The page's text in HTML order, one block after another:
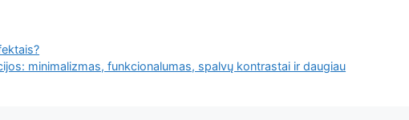
minimalizmas, funkcionalumas, spalvų kontrastai ir daugiau